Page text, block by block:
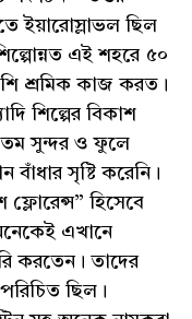
ইয়ারোস্লাভল ছিল
এই শহরে ৫০
শ্রমিক কাজ করত।
শিল্পের বিকাশ
সুন্দর ও ফুলে
সৃষ্টি করেনি।
ফ্লোরেন্স” হিসেবে
এখানে
করতেন। তাদের
ছিল।